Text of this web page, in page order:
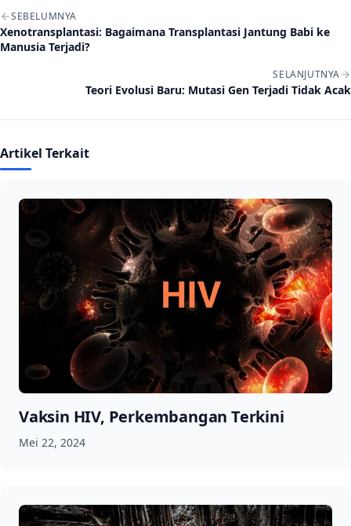
Navigasi artikel
SEBELUMNYA
Xenotransplantasi: Bagaimana Transplantasi Jantung Babi ke
Manusia Terjadi?
SELANJUTNYA
Teori Evolusi Baru: Mutasi Gen Terjadi Tidak Acak
Artikel Terkait
Vaksin HIV, Perkembangan Terkini
Mei 22, 2024